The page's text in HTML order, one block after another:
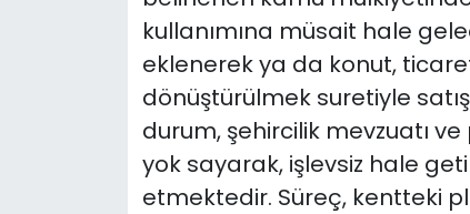
kullanımına müsait hale
eklenerek ya da konut,
dönüştürülmek suretiyle
durum, şehircilik mevzuatı
yok sayarak, işlevsiz hale
etmektedir. Süreç, kentteki